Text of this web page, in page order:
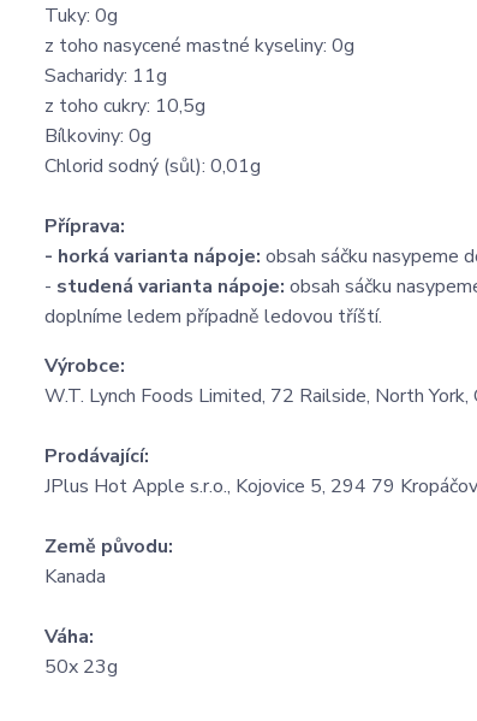
Tuky: 0g
z toho nasycené mastné kyseliny: 0g
Sacharidy: 11g
z toho cukry: 10,5g
Bílkoviny: 0g
Chlorid sodný (sůl): 0,01g
Příprava:
- horká varianta nápoje: obsah sáčku nasypeme
- studená varianta nápoje: obsah sáčku
doplníme ledem případně ledovou tříští.
Výrobce:
W.T. Lynch Foods Limited, 72 Railside, North
Prodávající:
JPlus Hot Apple s.r.o., Kojovice 5, 294 79
Země původu:
Kanada
Váha:
50x 23g